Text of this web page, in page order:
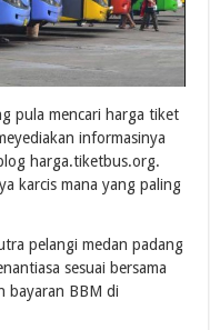
pula mencari harga tiket
informasinya
harga.tiketbus.org.
karcis mana yang paling
pelangi medan padang
sesuai bersama
bayaran BBM di